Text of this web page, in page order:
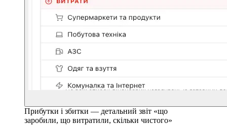
Прибутки і збитки — детальний звіт «що
заробили, що витратили, скільки чистого»